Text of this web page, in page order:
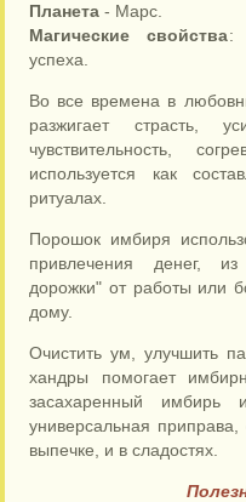
Планета - Марс.
Магические свойства:
успеха.
Во все времена в
разжигает страсть,
чувствительность,
используется как
ритуалах.
Порошок имбиря
привлечения денег,
дорожки" от работы или
дому.
Очистить ум, улучшить
хандры помогает
засахаренный имбирь
универсальная
выпечке, и в сладостях.